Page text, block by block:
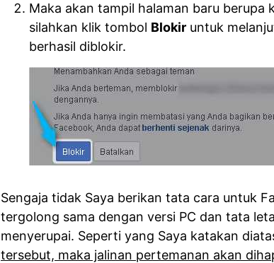
Maka akan tampil halaman baru berupa
silahkan klik tombol Blokir untuk
berhasil diblokir.
Sengaja tidak Saya berikan tata cara untuk
tergolong sama dengan versi PC dan tata
menyerupai. Seperti yang Saya katakan
tersebut, maka jalinan pertemanan akan